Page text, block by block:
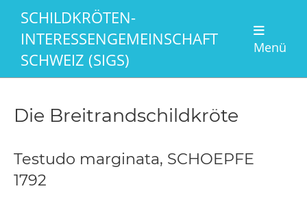
SCHILDKRÖTEN-
INTERESSENGEMEINSCHAFT
SCHWEIZ (SIGS)
Menü
Die Breitrandschildkröte
Testudo marginata, SCHOEPFE
1792